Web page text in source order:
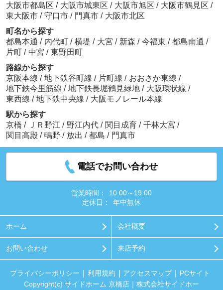
大阪市都島区 / 大阪市城東区 / 大阪市旭区 / 大阪市鶴見区 /
東大阪市 / 守口市 / 門真市 / 大阪市北区
町名から探す
都島本通 / 内代町 / 横堤 / 大宮 / 新森 / 今福東 / 都島南通 /
片町 / 中宮 / 東野田町
路線から探す
京阪本線 / 地下鉄谷町線 / 片町線 / おおさか東線 /
地下鉄今里筋線 / 地下鉄長堀鶴見緑地 / 大阪環状線 /
東西線 / 地下鉄中央線 / 大阪モノレール本線
駅から探す
京橋 / ＪＲ野江 / 野江内代 / 関目成育 / 千林大宮 /
関目高殿 / 鴫野 / 放出 / 都島 / 門真市
電話でお問い合わせ
営業時間：
10:00～19:00
定休日：
年中無休
ホーム 会社概要
お問い合わせ 来店予約
プライバシーポリシー 利用規約 アクセスマップ
PCサイト
Copyright(c) サイドホーム 京橋店｜株式会社サイドホー